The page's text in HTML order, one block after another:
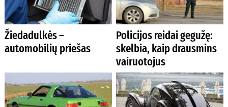
Žiedadulkės –
automobilių priešas
Policijos reidai gegužę:
skelbia, kaip drausmins
vairuotojus